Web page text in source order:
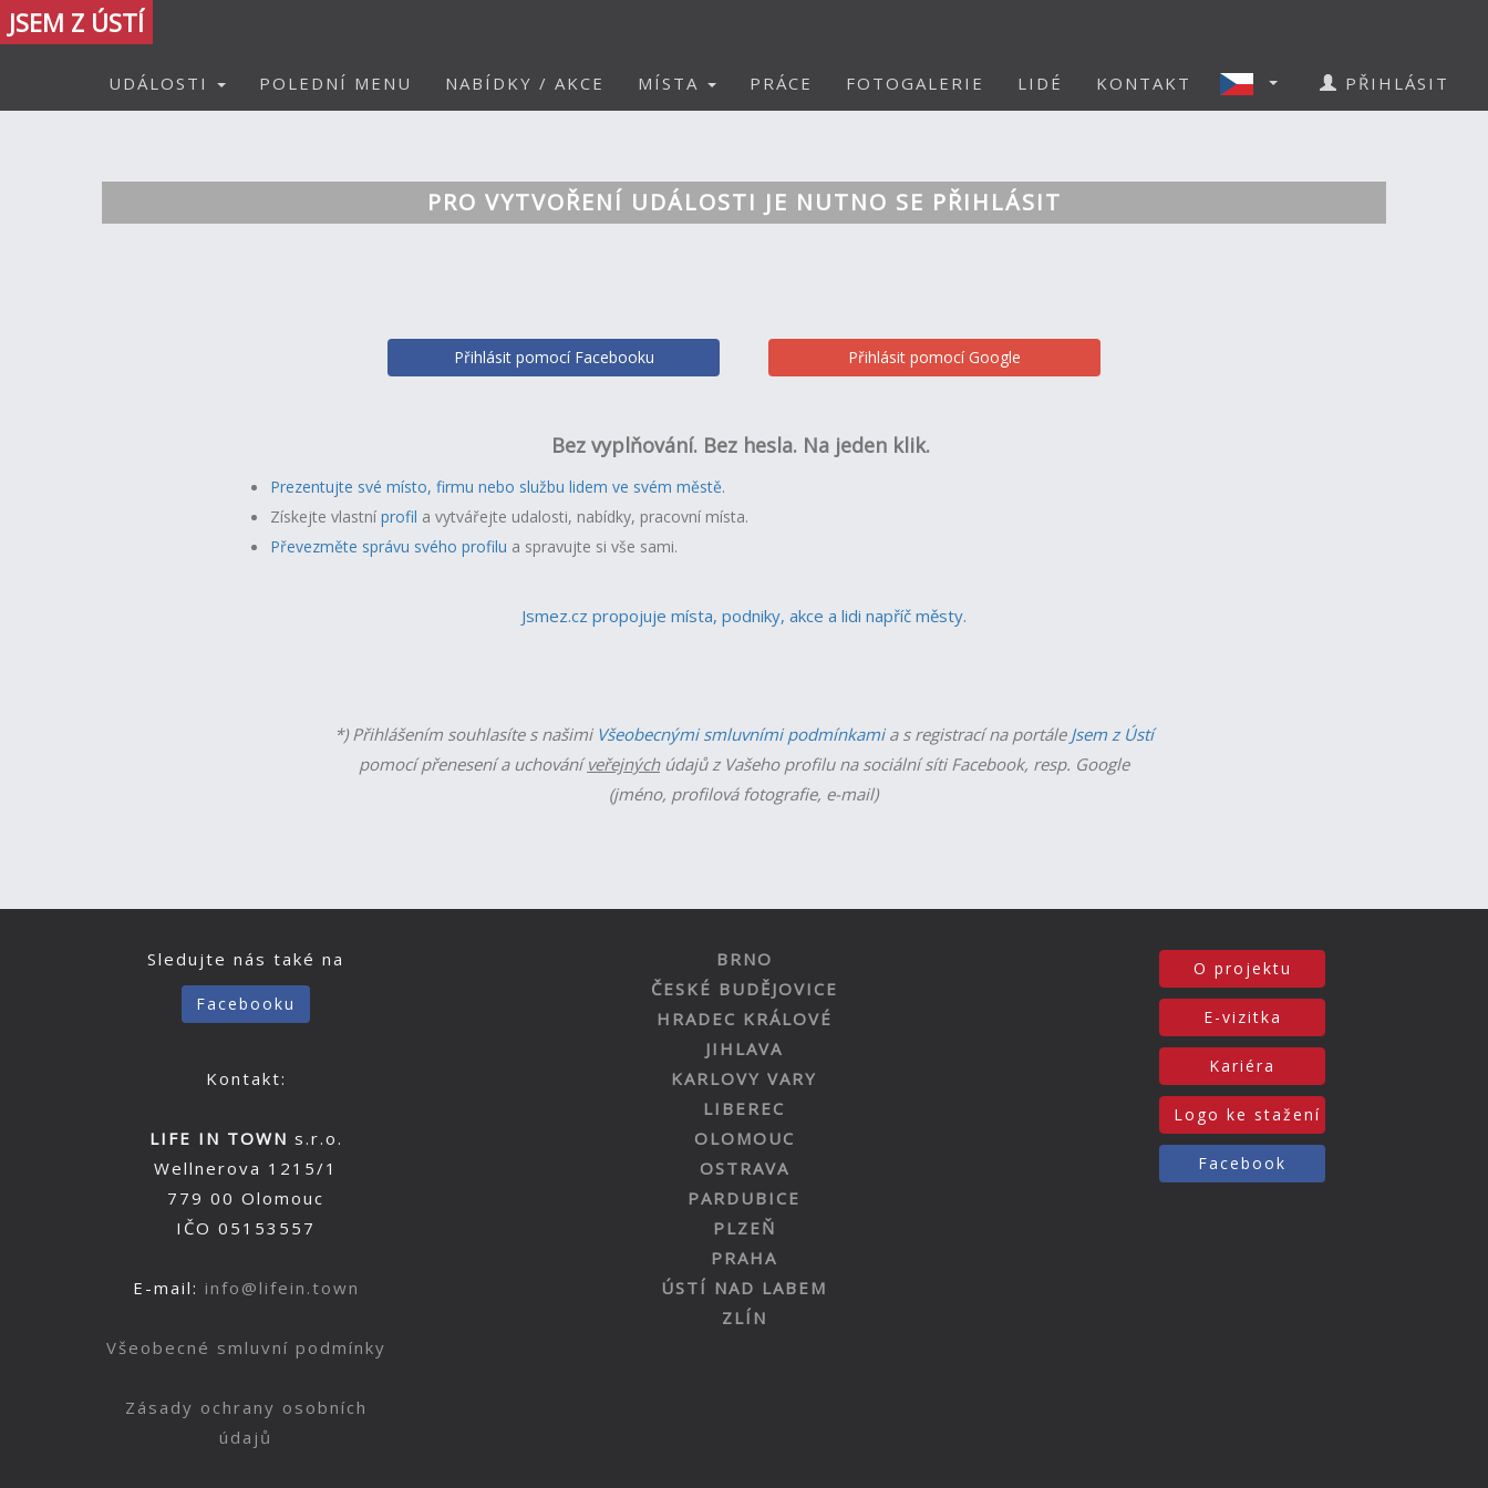
JSEM Z ÚSTÍ
UDÁLOSTI POLEDNÍ MENU NABÍDKY / AKCE MÍSTA PRÁCE FOTOGALERIE LIDÉ KONTAKT PŘIHLÁSIT
PRO VYTVOŘENÍ UDÁLOSTI JE NUTNO SE PŘIHLÁSIT
Přihlásit pomocí Facebooku Přihlásit pomocí Google
Bez vyplňování. Bez hesla. Na jeden klik.
Prezentujte své místo, firmu nebo službu lidem ve svém městě.
Získejte vlastní profil a vytvářejte udalosti, nabídky, pracovní místa.
Převezměte správu svého profilu a spravujte si vše sami.
Jsmez.cz propojuje místa, podniky, akce a lidi napříč městy.
*) Přihlášením souhlasíte s našimi Všeobecnými smluvními podmínkamia s registrací na portále Jsem z Ústí
pomocí přenesení a uchováníveřejnýchúdajů z Vašeho profilu na sociální síti Facebook, resp. Google
(jméno, profilová fotografie, e-mail)
Sledujte nás také na
Facebooku
Kontakt:
LIFE IN TOWN s.r.o.
Wellnerova 1215/1
779 00 Olomouc
IČO 05153557
E-mail: info@lifein.town
Všeobecné smluvní podmínky
Zásady ochrany osobních
údajů
BRNO
ČESKÉ BUDĚJOVICE
HRADEC KRÁLOVÉ
JIHLAVA
KARLOVY VARY
LIBEREC
OLOMOUC
OSTRAVA
PARDUBICE
PLZEŇ
PRAHA
ÚSTÍ NAD LABEM
ZLÍN
O projektu
E-vizitka
Kariéra
Logo ke stažení
Facebook